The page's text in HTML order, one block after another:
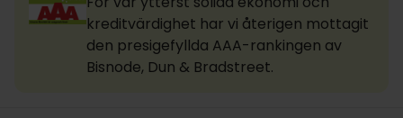
kreditvärdighet har vi återigen mottagit
den presigefyllda AAA-rankingen av
Bisnode, Dun & Bradstreet.